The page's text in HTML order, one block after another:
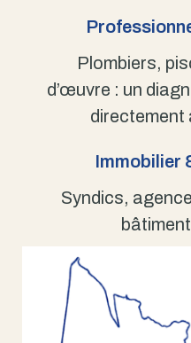
Plombiers,
d’œuvre : un
directement
Immobilier
Syndics,